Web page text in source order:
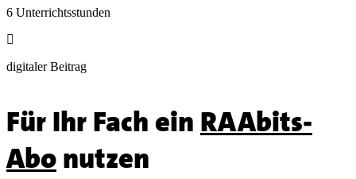
6 Unterrichtsstunden

digitaler Beitrag
Für Ihr Fach ein RAAbits-
Abonutzen